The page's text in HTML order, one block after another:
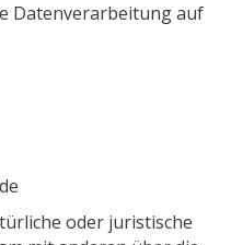
Datenverarbeitung auf
oder juristische